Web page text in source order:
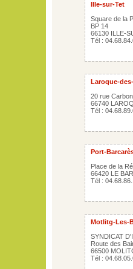
Ille-sur-Tet
Square de la
BP 14
66130 ILLE-
Tél :
Laroque-
20 rue
66740
Tél :
Port-
Place de la
66420 LE
Tél :
Motlitg-Les-
SYNDICAT
Route des
66500
Tél :